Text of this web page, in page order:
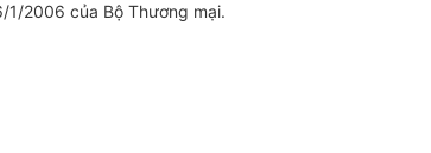
1/2006 của Bộ Thương mại.